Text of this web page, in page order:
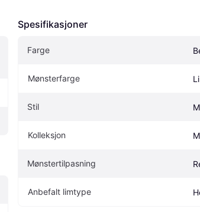
Spesifikasjoner
Farge
Mønsterfarge
Stil
Kolleksjon
Mønstertilpasning
Anbefalt limtype